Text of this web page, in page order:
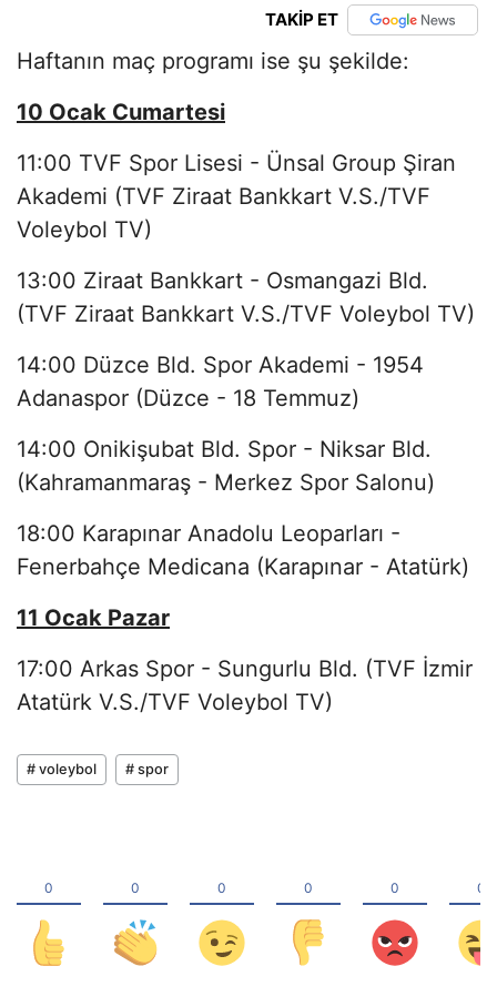
TAKİP ET
Haftanın maç programı ise şu şekilde:
10 Ocak Cumartesi
11:00 TVF Spor Lisesi - Ünsal Group Şiran
Akademi (TVF Ziraat Bankkart V.S./TVF
Voleybol TV)
13:00 Ziraat Bankkart - Osmangazi Bld.
(TVF Ziraat Bankkart V.S./TVF Voleybol TV)
14:00 Düzce Bld. Spor Akademi - 1954
Adanaspor (Düzce - 18 Temmuz)
14:00 Onikişubat Bld. Spor - Niksar Bld.
(Kahramanmaraş - Merkez Spor Salonu)
18:00 Karapınar Anadolu Leoparları -
Fenerbahçe Medicana (Karapınar - Atatürk)
11 Ocak Pazar
17:00 Arkas Spor - Sungurlu Bld. (TVF İzmir
Atatürk V.S./TVF Voleybol TV)
# voleybol # spor